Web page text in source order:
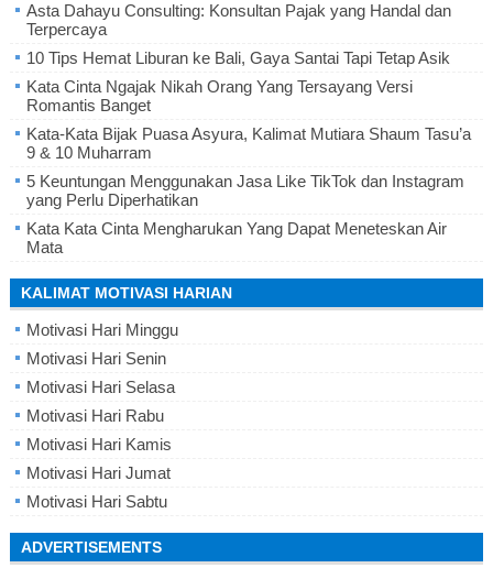
Asta Dahayu Consulting: Konsultan Pajak yang Handal dan
Terpercaya
10 Tips Hemat Liburan ke Bali, Gaya Santai Tapi Tetap Asik
Kata Cinta Ngajak Nikah Orang Yang Tersayang Versi
Romantis Banget
Kata-Kata Bijak Puasa Asyura, Kalimat Mutiara Shaum Tasu’a
9 & 10 Muharram
5 Keuntungan Menggunakan Jasa Like TikTok dan Instagram
yang Perlu Diperhatikan
Kata Kata Cinta Mengharukan Yang Dapat Meneteskan Air
Mata
KALIMAT MOTIVASI HARIAN
Motivasi Hari Minggu
Motivasi Hari Senin
Motivasi Hari Selasa
Motivasi Hari Rabu
Motivasi Hari Kamis
Motivasi Hari Jumat
Motivasi Hari Sabtu
ADVERTISEMENTS